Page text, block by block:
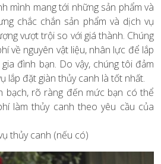
mình mang tới những sản phẩm và
chắc chắn sản phẩm và dịch vụ
vượt trội so với giá thành. Chúng
về nguyên vật liệu, nhân lực để lắp
đình bạn. Do vậy, chúng tôi đảm
lắp đặt giàn thủy canh là tốt nhất.
bạch, rõ ràng đến mức bạn có thể
làm thủy canh theo yêu cầu của
thủy canh (nếu có)